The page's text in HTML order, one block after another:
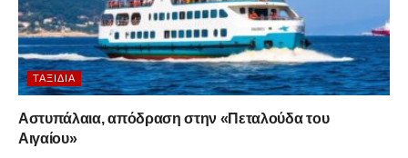
ΤΑΞΊΔΙΑ
Αστυπάλαια, απόδραση στην «Πεταλούδα του
Αιγαίου»